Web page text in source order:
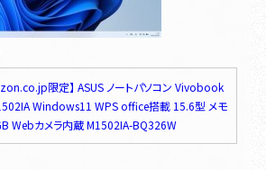
限定】 ASUS ノートパソコン Vivobook
Windows11 WPS office搭載 15.6型 メモ
Webカメラ内蔵 M1502IA-BQ326W